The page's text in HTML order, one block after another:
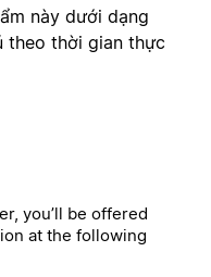
này dưới dạng
theo thời gian thực
you’ll be offered
at the following